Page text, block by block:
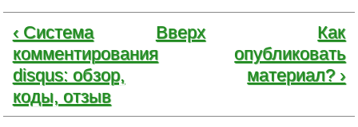
‹ Система
комментирования
disqus: обзор,
коды, отзыв
Вверх
Как
опубликовать
материал? ›